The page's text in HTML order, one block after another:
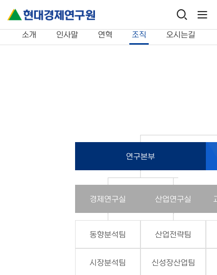
연구원 소개
소개 인사말 연혁 조직 오시는길
연구본부
경제연구실
동향분석팀
시장분석팀
산업연구실
산업전략팀
신성장산업팀